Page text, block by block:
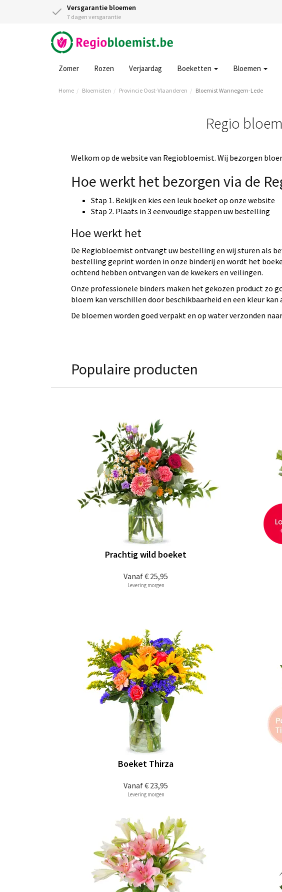
Versgarantie bloemen
7 dagen versgarantie
Zomer Rozen Verjaardag Boeketten Bloemen
Home Bloemisten Provincie Oost-Vlaanderen Bloemist Wannegem-Lede
Regio
Welkom op de website van Regiobloemist. Wij bezorgen
Hoe werkt het bezorgen via de
Stap 1. Bekijk en kies een leuk boeket op onze website
Stap 2. Plaats in 3 eenvoudige stappen uw bestelling
Hoe werkt het
De Regiobloemist ontvangt uw bestelling en wij sturen als
bestelling geprint worden in onze binderij en wordt het
ochtend hebben ontvangen van de kwekers en veilingen.
Onze professionele binders maken het gekozen product zo
bloem kan verschillen door beschikbaarheid en een kleur
De bloemen worden goed verpakt en op water verzonden
Populaire producten
Vanaf€ 25,95
Prachtig wild boeket
Levering morgen
Vanaf€ 23,95
Boeket Thirza
Levering morgen